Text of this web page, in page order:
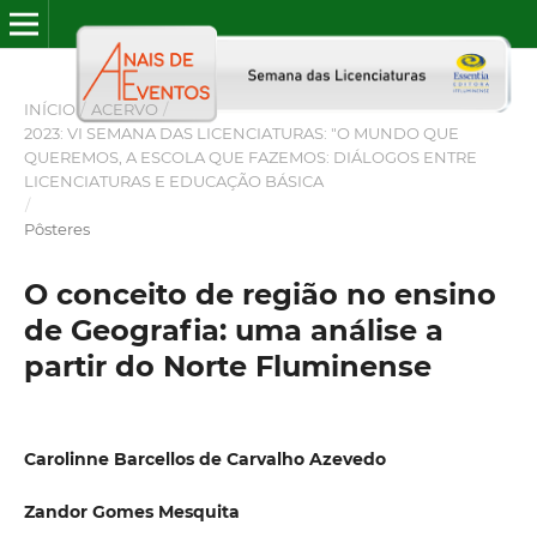
INÍCIO / ACERVO /
2023: VI SEMANA DAS LICENCIATURAS: "O MUNDO QUE
QUEREMOS, A ESCOLA QUE FAZEMOS: DIÁLOGOS ENTRE
LICENCIATURAS E EDUCAÇÃO BÁSICA
/
Pôsteres
O conceito de região no ensino
de Geografia: uma análise a
partir do Norte Fluminense
Carolinne Barcellos de Carvalho Azevedo
Zandor Gomes Mesquita